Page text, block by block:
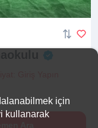
için
kullanarak